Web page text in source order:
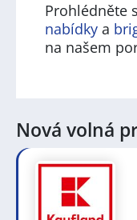
Prohlédněte
nabídky a
na našem
Nová volná